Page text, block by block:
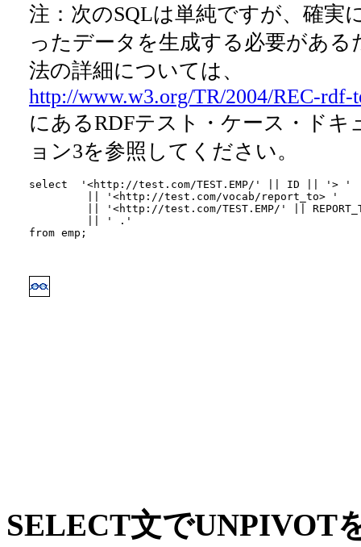
注：次のSQLは単純ですが、確実
ったデータを生成する必要がある
法の詳細については、
http://www.w3.org/TR/2004/REC-rdf-
にあるRDFテスト・ケース・ドキ
ョン3を参照してください。
select  '<http://test.com/TEST.EMP/' || ID || '> '
         || '<http://test.com/vocab/report_to> '
|| '<http://test.com/TEST.EMP/' ||
         || ' .'
from emp;
SELECT文でUNPIVOT